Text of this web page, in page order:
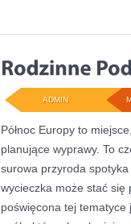
ADMIN
Północ Europy to
planujące wyprawy. To
surowa przyroda
wycieczka może stać się
poświęcona tej